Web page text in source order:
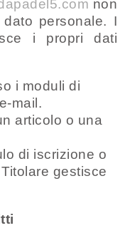
non
personale. I
i propri dati
i moduli di
mail.
articolo o una
di iscrizione o
gestisce